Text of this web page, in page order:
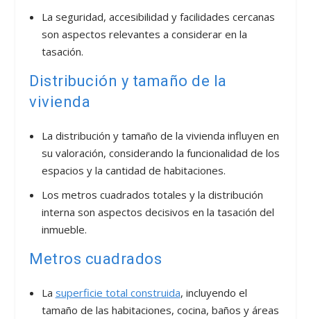
La seguridad, accesibilidad y facilidades cercanas
son aspectos relevantes a considerar en la
tasación.
Distribución y tamaño de la
vivienda
La distribución y tamaño de la vivienda influyen en
su valoración, considerando la funcionalidad de los
espacios y la cantidad de habitaciones.
Los metros cuadrados totales y la distribución
interna son aspectos decisivos en la tasación del
inmueble.
Metros cuadrados
La superficie total construida, incluyendo el
tamaño de las habitaciones, cocina, baños y áreas